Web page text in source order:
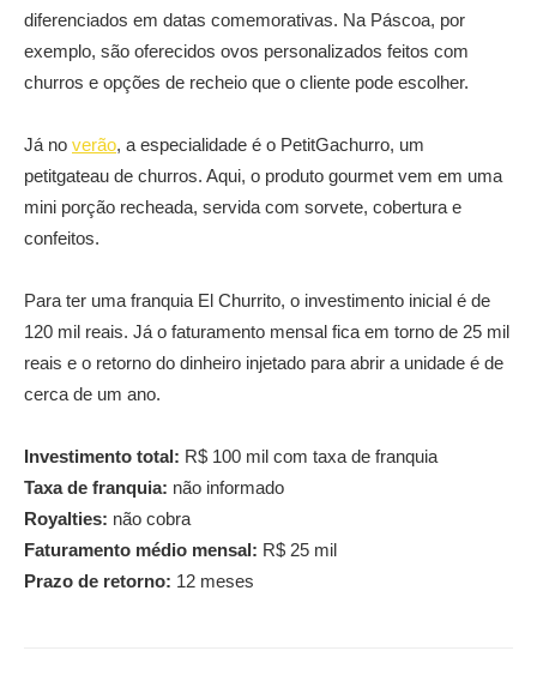
diferenciados em datas comemorativas. Na Páscoa, por
exemplo, são oferecidos ovos personalizados feitos com
churros e opções de recheio que o cliente pode escolher.
Já no verão, a especialidade é o PetitGachurro, um
petitgateau de churros. Aqui, o produto gourmet vem em uma
mini porção recheada, servida com sorvete, cobertura e
confeitos.
Para ter uma franquia El Churrito, o investimento inicial é de
120 mil reais. Já o faturamento mensal fica em torno de 25 mil
reais e o retorno do dinheiro injetado para abrir a unidade é de
cerca de um ano.
Investimento total: R$ 100 mil com taxa de franquia
Taxa de franquia: não informado
Royalties: não cobra
Faturamento médio mensal: R$ 25 mil
Prazo de retorno: 12 meses